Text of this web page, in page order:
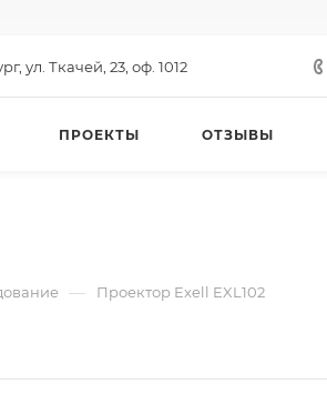
ул. Ткачей, 23, оф. 1012
ПРОЕКТЫ ОТЗЫВЫ
— Проектор Exell EXL102